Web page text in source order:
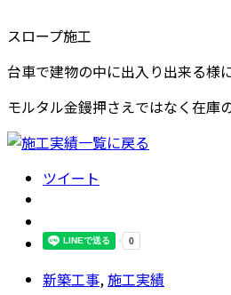
スロープ施工
台車で建物の中に出入り出来る様
モルタル金鏝押さえではなく在庫
ツイート
新築工事,施工実績